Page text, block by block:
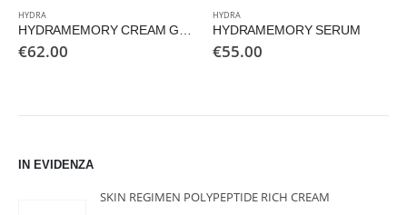
HYDRA
HYDRAMEMORY CREAM GEL
€62.00
HYDRA
HYDRAMEMORY SERUM
€55.00
IN EVIDENZA
SKIN REGIMEN POLYPEPTIDE RICH CREAM